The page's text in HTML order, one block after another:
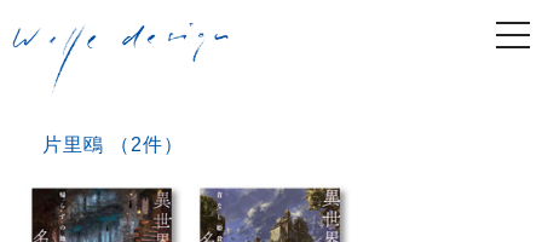
片里鴎 （2件）